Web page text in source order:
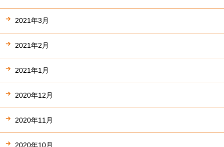
2021年3月
2021年2月
2021年1月
2020年12月
2020年11月
2020年10月